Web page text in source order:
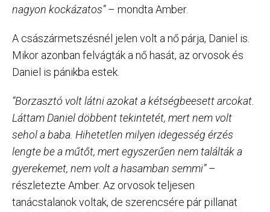
nagyon kockázatos”– mondta Amber.
A császármetszésnél jelen volt a nő párja, Daniel is.
Mikor azonban felvágták a nő hasát, az orvosok és
Daniel is pánikba estek.
“Borzasztó volt látni azokat a kétségbeesett arcokat.
Láttam Daniel döbbent tekintetét, mert nem volt
sehol a baba. Hihetetlen milyen idegesség érzés
lengte be a műtőt, mert egyszerűen nem találták a
gyerekemet, nem volt a hasamban semmi”–
részletezte Amber. Az orvosok teljesen
tanácstalanok voltak, de szerencsére pár pillanat